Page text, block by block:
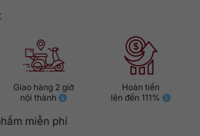
Giao hàng 2 giờ
nội thành
Hoàn tiền
lên đến 111%
miễn phí